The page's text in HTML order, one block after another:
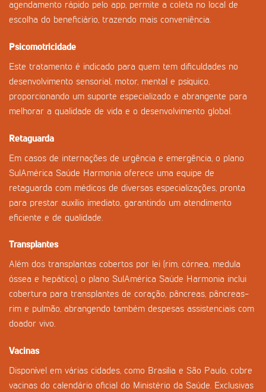
agendamento rápido pelo app, permite a coleta no local de
escolha do beneficiário, trazendo mais conveniência.
Psicomotricidade
Este tratamento é indicado para quem tem dificuldades no
desenvolvimento sensorial, motor, mental e psíquico,
proporcionando um suporte especializado e abrangente para
melhorar a qualidade de vida e o desenvolvimento global.
Retaguarda
Em casos de internações de urgência e emergência, o plano
SulAmérica Saúde Harmonia oferece uma equipe de
retaguarda com médicos de diversas especializações, pronta
para prestar auxílio imediato, garantindo um atendimento
eficiente e de qualidade.
Transplantes
Além dos transplantas cobertos por lei (rim, córnea, medula
óssea e hepático), o plano SulAmérica Saúde Harmonia inclui
cobertura para transplantes de coração, pâncreas, pâncreas-
rim e pulmão, abrangendo também despesas assistenciais com
doador vivo.
Vacinas
Disponível em várias cidades, como Brasília e São Paulo, cobre
vacinas do calendário oficial do Ministério da Saúde. Exclusivas